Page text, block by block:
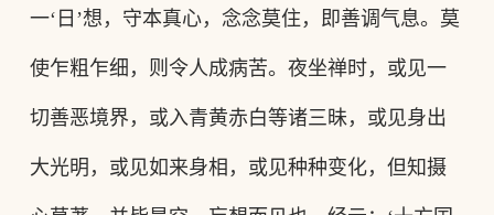
一‘日’想，守本真心，念念莫住，即善调气息。莫
使乍粗乍细，则令人成病苦。夜坐禅时，或见一
切善恶境界，或入青黄赤白等诸三昧，或见身出
大光明，或见如来身相，或见种种变化，但知摄